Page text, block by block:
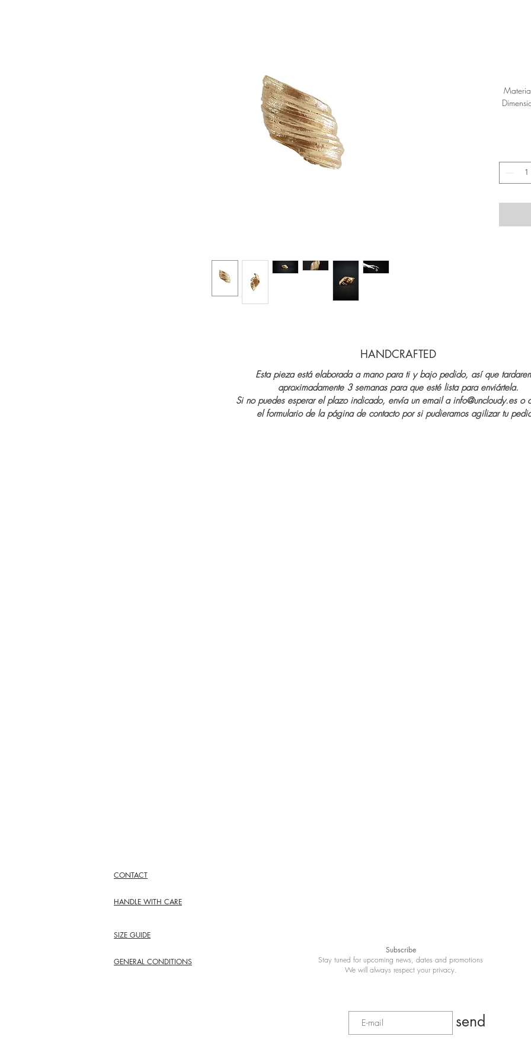
HANDCRAFTED
Esta pieza está elaborada a mano para ti y bajo pedido, así que
aproximadamente 3 semanas para que esté lista para enviártela.
Si no puedes esperar el plazo indicado, envía un email a info@uncloudy.es o
el formulario de la página de contacto por si pudieramos agilizar tu
CONTACT
HANDLE WITH CARE
SIZE GUIDE
GENERAL CONDITIONS
Subscribe
Stay tuned for upcoming news, dates and promotions
We will always respect your privacy.
send